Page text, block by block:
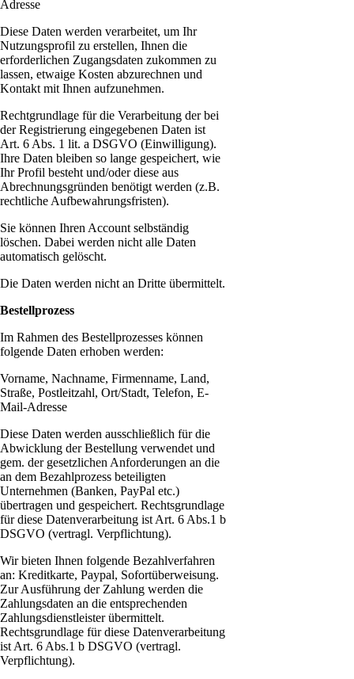
Adresse
Diese Daten werden verarbeitet, um Ihr
Nutzungsprofil zu erstellen, Ihnen die
erforderlichen Zugangsdaten zukommen zu
lassen, etwaige Kosten abzurechnen und
Kontakt mit Ihnen aufzunehmen.
Rechtgrundlage für die Verarbeitung der bei
der Registrierung eingegebenen Daten ist
Art. 6 Abs. 1 lit. a DSGVO (Einwilligung).
Ihre Daten bleiben so lange gespeichert, wie
Ihr Profil besteht und/oder diese aus
Abrechnungsgründen benötigt werden (z.B.
rechtliche Aufbewahrungsfristen).
Sie können Ihren Account selbständig
löschen. Dabei werden nicht alle Daten
automatisch gelöscht.
Die Daten werden nicht an Dritte übermittelt.
Bestellprozess
Im Rahmen des Bestellprozesses können
folgende Daten erhoben werden:
Vorname, Nachname, Firmenname, Land,
Straße, Postleitzahl, Ort/Stadt, Telefon, E-
Mail-Adresse
Diese Daten werden ausschließlich für die
Abwicklung der Bestellung verwendet und
gem. der gesetzlichen Anforderungen an die
an dem Bezahlprozess beteiligten
Unternehmen (Banken, PayPal etc.)
übertragen und gespeichert. Rechtsgrundlage
für diese Datenverarbeitung ist Art. 6 Abs.1 b
DSGVO (vertragl. Verpflichtung).
Wir bieten Ihnen folgende Bezahlverfahren
an: Kreditkarte, Paypal, Sofortüberweisung.
Zur Ausführung der Zahlung werden die
Zahlungsdaten an die entsprechenden
Zahlungsdienstleister übermittelt.
Rechtsgrundlage für diese Datenverarbeitung
ist Art. 6 Abs.1 b DSGVO (vertragl.
Verpflichtung).